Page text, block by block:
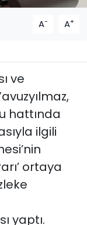
A- A+
ve
hattında
ilgili
ortaya
yaptı.